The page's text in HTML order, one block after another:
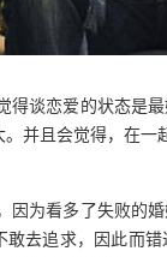
得谈恋爱的状态是
并且会觉得，在一
因为看多了失败的
去追求，因此而